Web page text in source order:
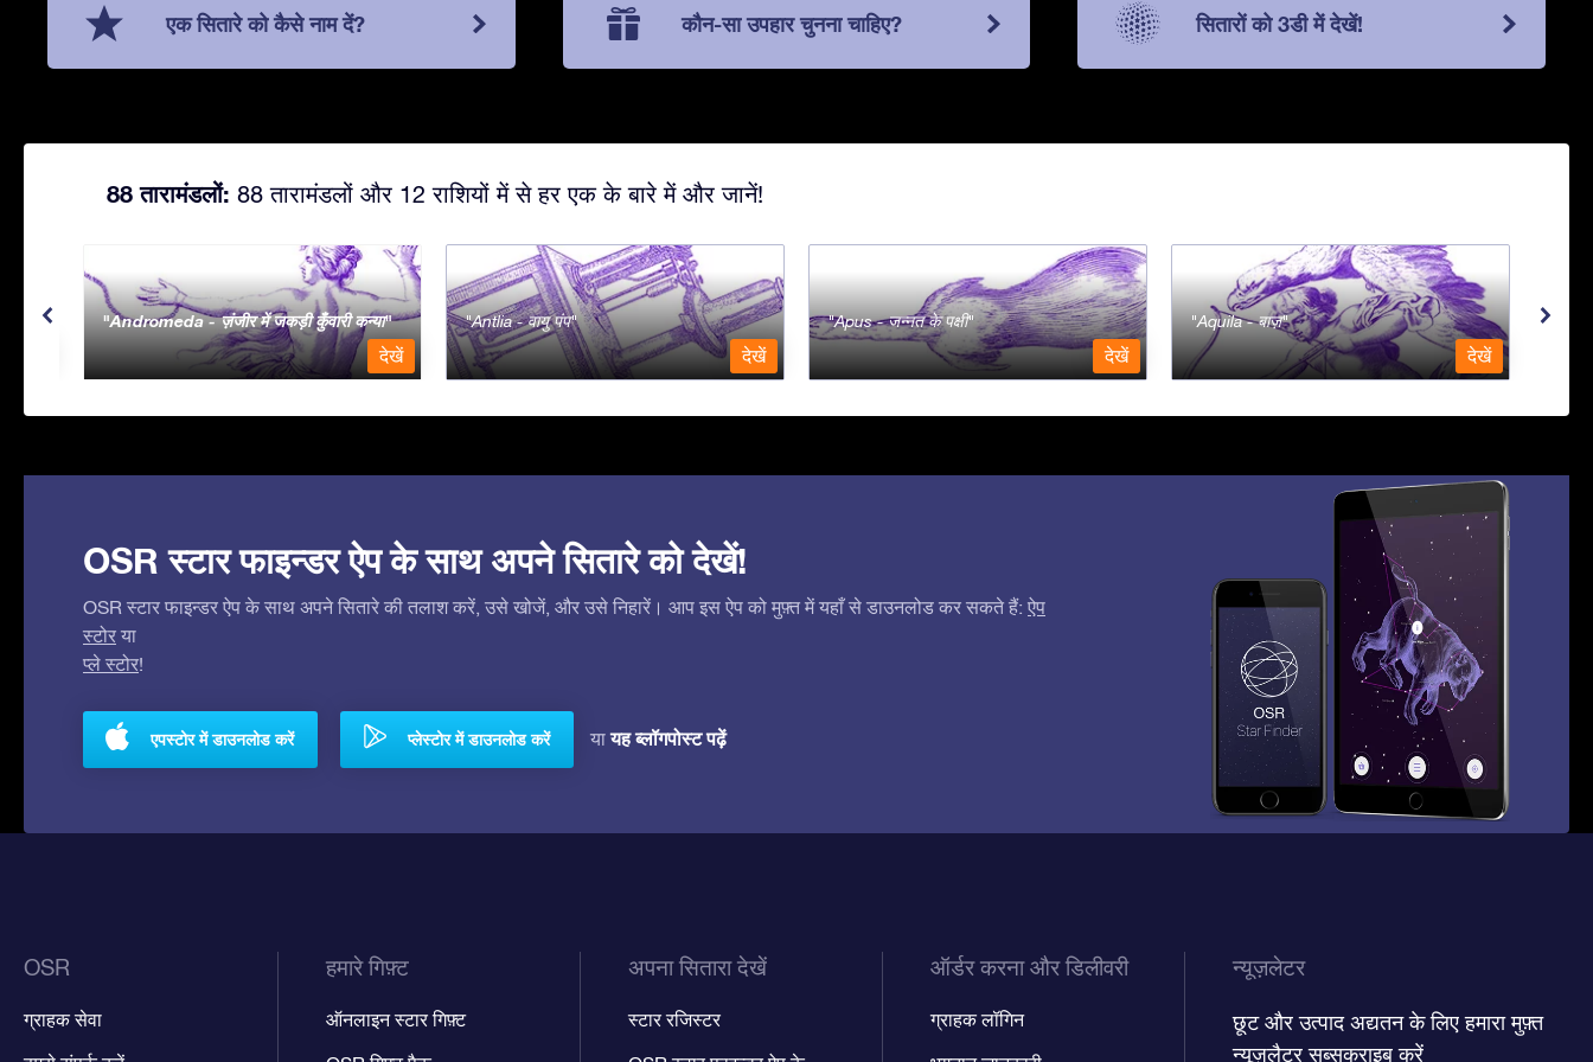
एक सितारे को कैसे नाम दें? कौन-सा उपहार चुनना चाहिए? सितारों को 3डी में देखें!
88 तारामंडलों: 88 तारामंडलों और 12 राशियों में से हर एक के बारे में और जानें!
Andromeda - ज़ंजीर में जकड़ी कुँवारी कन्या
देखें
Antlia - वायु पंप
देखें
Apus - जन्नत के पक्षी
देखें
Aquila - बाज़
देखें
OSR स्टार फाइन्डर ऐप के साथ अपने सितारे को देखें!
OSR स्टार फाइन्डर ऐप के साथ अपने सितारे की तलाश करें, उसे खोजें, और उसे निहारें। आप इस ऐप को मुफ़्त में यहाँ से डाउनलोड कर सकते हैं: ऐप
स्टोर या
प्ले स्टोर!
एपस्टोर में डाउनलोड करें प्लेस्टोर में डाउनलोड करें यायह ब्लॉगपोस्ट पढ़ें
OSR
ग्राहक सेवा
हमारे गिफ़्ट
ऑनलाइन स्टार गिफ़्ट
अपना सितारा देखें
स्टार रजिस्टर
ऑर्डर करना और डिलीवरी
ग्राहक लॉगिन
न्यूज़लेटर
छूट और उत्पाद अद्यतन के लिए हमारा मुफ़्त
न्यूज़लैटर सब्सक्राइब करें